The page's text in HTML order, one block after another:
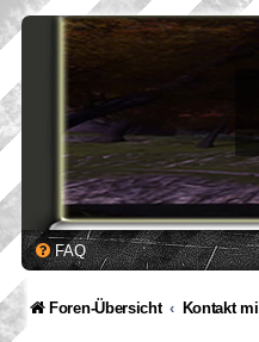
FAQ
Foren-Übersicht